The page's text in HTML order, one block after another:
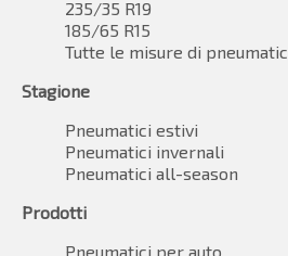
235/35 R19
185/65 R15
Tutte le misure di
Stagione
Pneumatici estivi
Pneumatici invernali
Pneumatici all-season
Prodotti
Pneumatici per auto